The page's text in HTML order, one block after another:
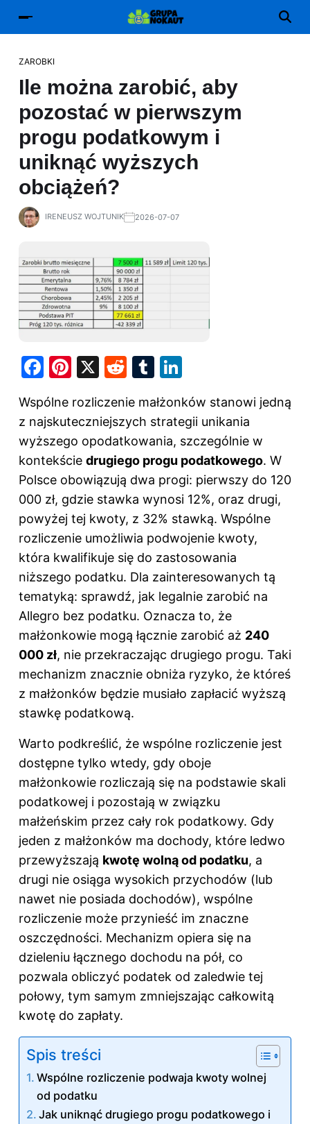
ZAROBKI
Ile można zarobić, aby
pozostać w pierwszym
progu podatkowym i
uniknąć wyższych
obciążeń?
IRENEUSZ WOJTUNIK 2026-07-07
F
c
e
b
o
o
k
Pi
er
e
st
X
R
d
di
t
T
m
bl
r
k
e
dI
n
Wspólne rozliczenie małżonków stanowi jedną
z najskuteczniejszych strategii unikania
wyższego opodatkowania, szczególnie w
kontekście drugiego progu podatkowego. W
Polsce obowiązują dwa progi: pierwszy do 120
000 zł, gdzie stawka wynosi 12%, oraz drugi,
powyżej tej kwoty, z 32% stawką. Wspólne
rozliczenie umożliwia podwojenie kwoty,
która kwalifikuje się do zastosowania
niższego podatku. Dla zainteresowanych tą
tematyką: sprawdź, jak legalnie zarobić na
Allegro bez podatku. Oznacza to, że
małżonkowie mogą łącznie zarobić aż 240
000 zł, nie przekraczając drugiego progu. Taki
mechanizm znacznie obniża ryzyko, że któreś
z małżonków będzie musiało zapłacić wyższą
stawkę podatkową.
Warto podkreślić, że wspólne rozliczenie jest
dostępne tylko wtedy, gdy oboje
małżonkowie rozliczają się na podstawie skali
podatkowej i pozostają w związku
małżeńskim przez cały rok podatkowy. Gdy
jeden z małżonków ma dochody, które ledwo
przewyższają kwotę wolną od podatku, a
drugi nie osiąga wysokich przychodów (lub
nawet nie posiada dochodów), wspólne
rozliczenie może przynieść im znaczne
oszczędności. Mechanizm opiera się na
dzieleniu łącznego dochodu na pół, co
pozwala obliczyć podatek od zaledwie tej
połowy, tym samym zmniejszając całkowitą
kwotę do zapłaty.
Spis treści
Wspólne rozliczenie podwaja kwoty wolnej
od podatku
Jak uniknąć drugiego progu podatkowego i